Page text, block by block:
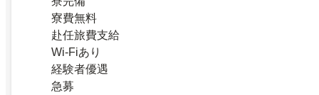
寮費無料
赴任旅費支給
Wi-Fiあり
経験者優遇
急募